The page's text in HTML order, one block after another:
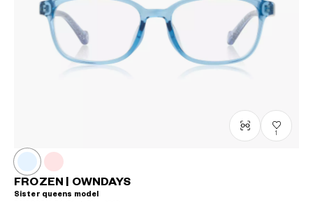
1
FROZEN | OWNDAYS
Sister queens model